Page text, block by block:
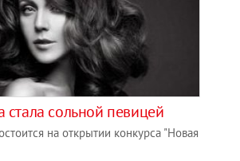
сольной певицей
на открытии конкурса "Новая